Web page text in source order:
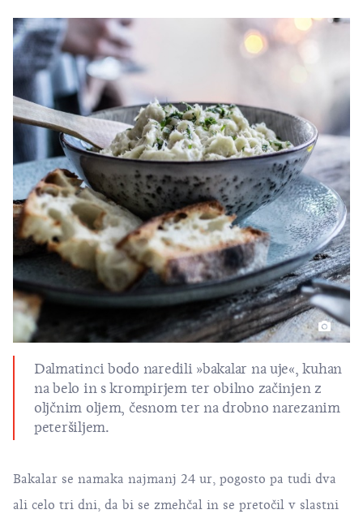
Dalmatinci bodo naredili »bakalar na uje«, kuhan
na belo in s krompirjem ter obilno začinjen z
oljčnim oljem, česnom ter na drobno narezanim
peteršiljem.
Bakalar se namaka najmanj 24 ur, pogosto pa tudi dva
ali celo tri dni, da bi se zmehčal in se pretočil v slastni